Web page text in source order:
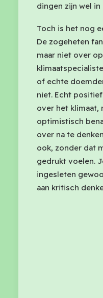
dingen zijn wel
Toch is het nog
De zogeheten
maar niet over
of echte
niet. Echt
over het klimaat,
optimistisch
over na te
ook, zonder dat
gedrukt voelen.
ingesleten
aan kritisch